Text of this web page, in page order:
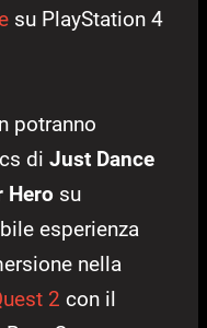
su PlayStation 4
potranno
di Just Dance
Hero su
esperienza
nella
2 con il